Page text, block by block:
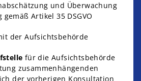
und Überwachung
Artikel 35 DSGVO
der Aufsichtsbehörde
für die Aufsichtsbehörde
zusammenhängenden
der vorherigen Konsultation